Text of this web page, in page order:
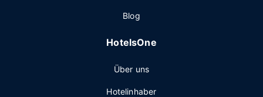
Blog
HotelsOne
Über uns
Hotelinhaber